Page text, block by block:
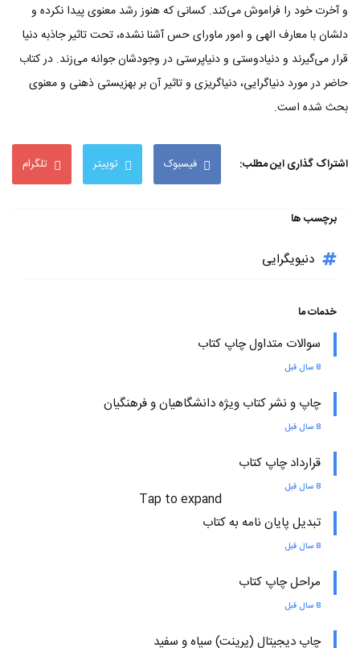
Tap to expand
و آخرت خود را فراموش می‌کند. کسانی که هنوز رشد معنوی پیدا نکرده و
دلشان با معارف الهی و امور ماورای حس آشنا نشده، تحت تاثیر جاذبه دنیا
قرار می‌گیرند و دنیادوستی و دنیاپرستی در وجودشان جوانه می‌زند. در کتاب
حاضر در مورد دنیاگرایی، دنیاگریزی و تاثیر آن بر بهزیستی ذهنی و معنوی
بحث شده است.
اشتراک گذاری این مطلب: فیسبوک توییتر تلگرام
برچسب ها
دنیویگرایی
خدمات ما
سوالات متداول چاپ کتاب
8 سال قبل
چاپ و نشر کتاب ویژه دانشگاهیان و فرهنگیان
8 سال قبل
قرارداد چاپ کتاب
8 سال قبل
تبدیل پایان نامه به کتاب
8 سال قبل
مراحل چاپ کتاب
8 سال قبل
چاپ دیجیتال (پرینت) سیاه و سفید